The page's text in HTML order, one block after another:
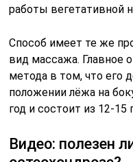
работы вегетативной
Способ имеет те же
вид массажа. Главное
метода в том, что его
положении лёжа на
год и состоит из 12-15
Видео: полезен